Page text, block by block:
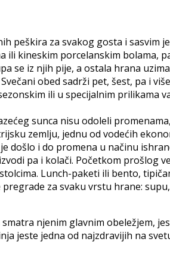
za svakog gosta i sasvim
kineskim porcelanskim bolama,
se iz njih pije, a ostala hrana
obed sadrži pet, šest, pa i
ili u specijalnim prilikama
sunca nisu odoleli
zemlju, jednu od vodećih
i do promena u načinu
pa i kolači. Početkom prošlog
Lunch-paketi ili bento,
za svaku vrstu hrane:
njenim glavnim obeležjem,
jeste jedna od najzdravijih na